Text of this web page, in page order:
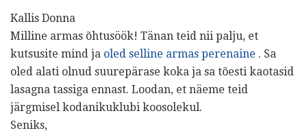
Kallis Donna
Milline armas õhtusöök! Tänan teid nii palju, et
kutsusite mind ja oled selline armas perenaine . Sa
oled alati olnud suurepärase koka ja sa tõesti kaotasid
lasagna tassiga ennast. Loodan, et näeme teid
järgmisel kodanikuklubi koosolekul.
Seniks,